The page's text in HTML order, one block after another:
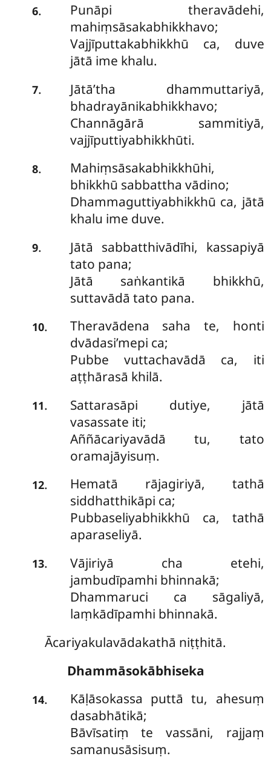
6.
Punāpi theravādehi,
mahiṃsāsakabhikkhavo;
Vajjīputtakabhikkhū ca, duve
jātā ime khalu.
7.
Jātā’tha dhammuttariyā,
bhadrayānikabhikkhavo;
Channāgārā sammitiyā,
vajjīputtiyabhikkhūti.
8.
Mahiṃsāsakabhikkhūhi,
bhikkhū sabbattha vādino;
Dhammaguttiyabhikkhū ca, jātā
khalu ime duve.
9.
Jātā sabbatthivādīhi, kassapiyā
tato pana;
Jātā saṅkantikā bhikkhū,
suttavādā tato pana.
10.
Theravādena saha te, honti
dvādasi’mepi ca;
Pubbe vuttachavādā ca, iti
aṭṭhārasā khilā.
11.
Sattarasāpi dutiye, jātā
vasassate iti;
Aññācariyavādā tu, tato
oramajāyisuṃ.
12. Hematā rājagiriyā, tathā
siddhatthikāpi ca;
Pubbaseliyabhikkhū ca, tathā
aparaseliyā.
13.
Vājiriyā cha etehi,
jambudīpamhi bhinnakā;
Dhammaruci ca sāgaliyā,
laṃkādīpamhi bhinnakā.
Ācariyakulavādakathā niṭṭhitā.
Dhammāsokābhiseka
14.
Kāḷāsokassa puttā tu, ahesuṃ
dasabhātikā;
Bāvīsatiṃ te vassāni, rajjaṃ
samanusāsisuṃ.